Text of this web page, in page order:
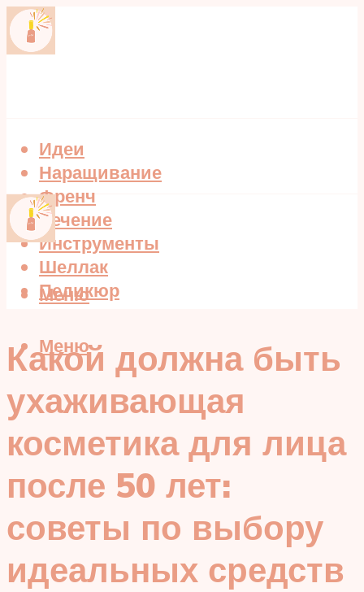
Идеи
Наращивание
Френч
Лечение
Инструменты
Шеллак
Педикюр
Меню
Меню
Какой должна быть
ухаживающая
косметика для лица
после 50 лет:
советы по выбору
идеальных средств